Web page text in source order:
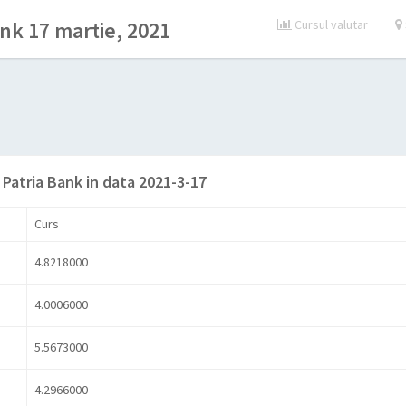
17 martie, 2021 Cursul valutar
Patria Bank in data 2021-3-17
Curs
4.8218000
4.0006000
5.5673000
4.2966000